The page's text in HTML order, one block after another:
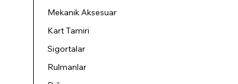
Mekanik Aksesuar
Kart Tamiri
Sigortalar
Rulmanlar